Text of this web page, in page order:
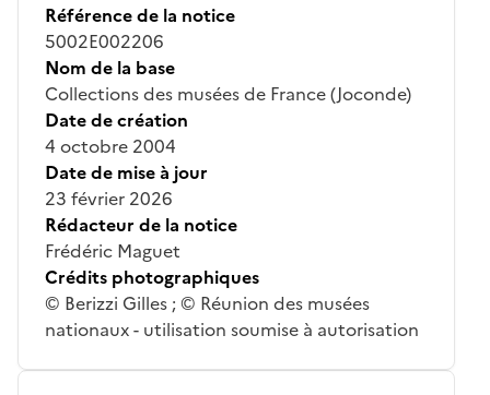
Référence de la notice
5002E002206
Nom de la base
Collections des musées de France (Joconde)
Date de création
4 octobre 2004
Date de mise à jour
23 février 2026
Rédacteur de la notice
Frédéric Maguet
Crédits photographiques
© Berizzi Gilles ; © Réunion des musées
nationaux - utilisation soumise à autorisation